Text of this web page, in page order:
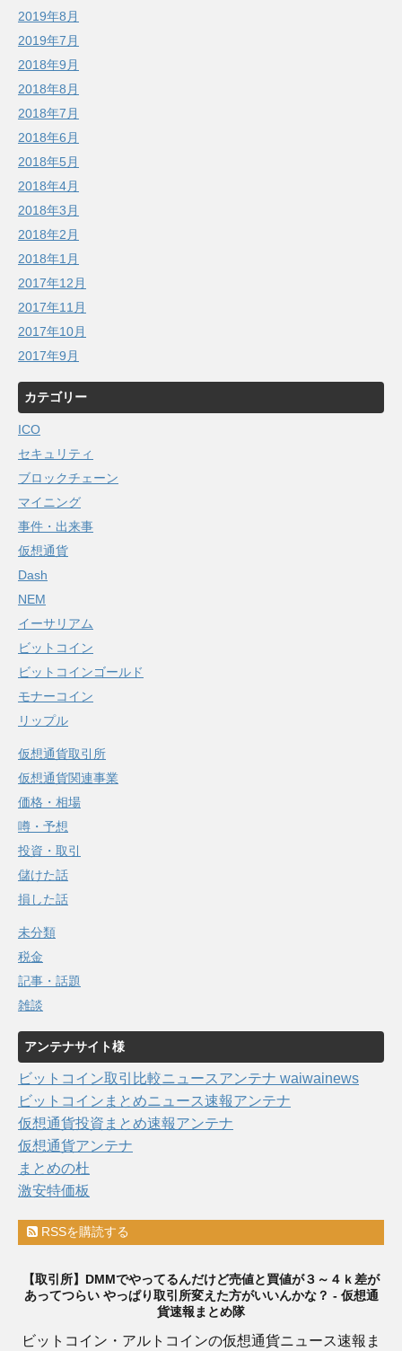
2019年8月
2019年7月
2018年9月
2018年8月
2018年7月
2018年6月
2018年5月
2018年4月
2018年3月
2018年2月
2018年1月
2017年12月
2017年11月
2017年10月
2017年9月
カテゴリー
ICO
セキュリティ
ブロックチェーン
マイニング
事件・出来事
仮想通貨
Dash
NEM
イーサリアム
ビットコイン
ビットコインゴールド
モナーコイン
リップル
仮想通貨取引所
仮想通貨関連事業
価格・相場
噂・予想
投資・取引
儲けた話
損した話
未分類
税金
記事・話題
雑談
アンテナサイト様
ビットコイン取引比較ニュースアンテナ waiwainews
ビットコインまとめニュース速報アンテナ
仮想通貨投資まとめ速報アンテナ
仮想通貨アンテナ
まとめの杜
激安特価板
RSSを購読する
【取引所】DMMでやってるんだけど売値と買値が３～４ｋ差が
あってつらい やっぱり取引所変えた方がいいんかな？ - 仮想通
貨速報まとめ隊
ビットコイン・アルトコインの仮想通貨ニュース速報ま